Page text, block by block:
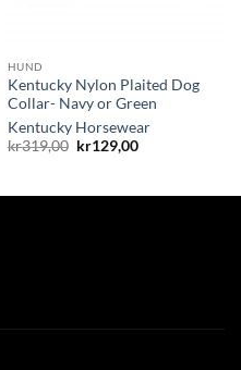
HUND
Kentucky Nylon Plaited Dog
Collar- Navy or Green
Kentucky Horsewear
kr319,00 Opprinnelig
kr129,00Nåværende